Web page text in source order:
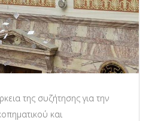
της συζήτησης για την
και